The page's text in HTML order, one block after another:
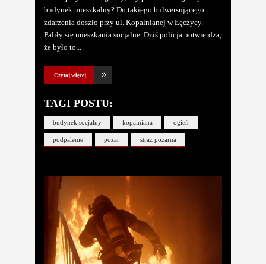
budynek mieszkalny? Do takiego bulwersującego
zdarzenia doszło przy ul. Kopalnianej w Łęczycy.
Paliły się mieszkania socjalne. Dziś policja potwierdza,
że było to
Czytaj więcej
TAGI POSTU:
budynek socjalny kopalniana ogień
podpalenie pożar straż pożarna